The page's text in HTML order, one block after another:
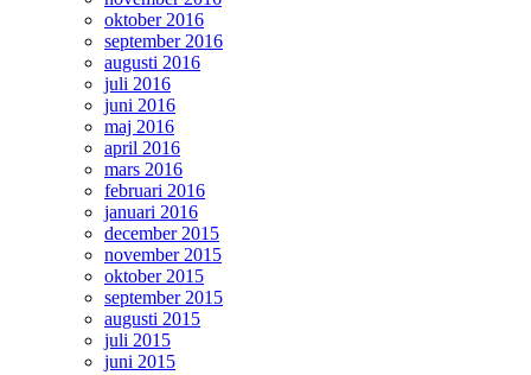
oktober 2016
september 2016
augusti 2016
juli 2016
juni 2016
maj 2016
april 2016
mars 2016
februari 2016
januari 2016
december 2015
november 2015
oktober 2015
september 2015
augusti 2015
juli 2015
juni 2015